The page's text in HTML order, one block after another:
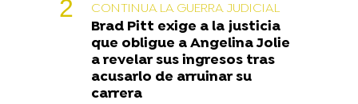
CONTINUA LA GUERRA JUDICIAL
Brad Pitt exige a la justicia
que obligue a Angelina Jolie
a revelar sus ingresos tras
acusarlo de arruinar su
carrera